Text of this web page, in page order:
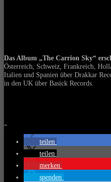
Das Album „The Carrion Sky“
Österreich, Schweiz, Frankreich,
Italien und Spanien über Drakkar
in den UK über Basick Records.
teilen
teilen
merken
spenden